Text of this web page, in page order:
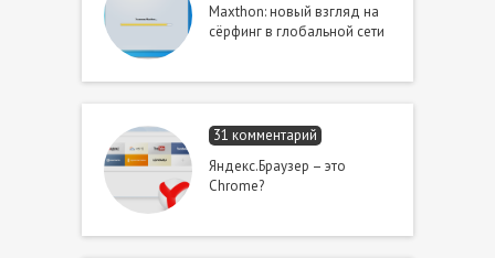
Maxthon: новый взгляд на
сёрфинг в глобальной сети
31 комментарий
Яндекс.Браузер – это
Chrome?